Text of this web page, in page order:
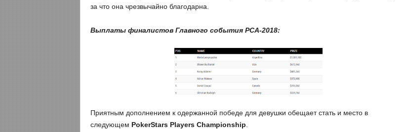
за что она чрезвычайно благодарна.
Выплаты финалистов Главного события PCA-2018:
Приятным дополнением к одержанной победе для девушки обещает стать и место в
следующем PokerStars Players Championship